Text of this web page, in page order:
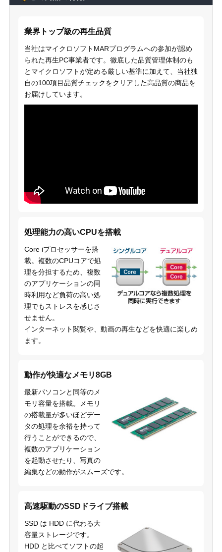
業界トップ級の再生品質
当社はマイクロソフトMARプログラムへの参加が認め
られた再生PC事業者です。徹底した品質管理体制のも
とマイクロソフトが定める厳しい基準に加えて、当社独
自の100項目品質チェックをクリアした高品質の商品を
お届けしています。
処理能力の高いCPUを搭載
Core iプロセッサーを搭
載。複数のCPUコアで処
理を分担するため、複数
のアプリケーションの同
時利用など負荷の高い処
理でもストレスを感じさ
せません。
インターネット閲覧や、動画の再生などを快適に楽しめ
ます。
動作が快適なメモリ8GB
最新パソコンと同等のメ
モリ容量を搭載。メモリ
の搭載量が多いほどデー
タの処理を余裕を持って
行うことができるので、
複数のアプリケーション
を起動させたり、写真の
編集などの動作がスムーズです。
高速駆動のSSDドライブ搭載
SSD は HDD に代わる大
容量ストレージです。
HDD と比べてソフトの起